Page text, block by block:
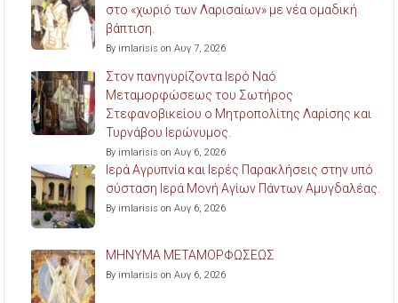
στο «χωριό των Λαρισαίων» με νέα ομαδική
βάπτιση.
By imlarisis on Αυγ 7, 2026
Στον πανηγυρίζοντα Ιερό Ναό
Μεταμορφώσεως του Σωτήρος
Στεφανοβικείου ο Μητροπολίτης Λαρίσης και
Τυρνάβου Ιερώνυμος.
By imlarisis on Αυγ 6, 2026
Ιερά Αγρυπνία και Ιερές Παρακλήσεις στην υπό
σύσταση Ιερά Μονή Αγίων Πάντων Αμυγδαλέας.
By imlarisis on Αυγ 6, 2026
ΜΗΝΥΜΑ ΜΕΤΑΜΟΡΦΩΣΕΩΣ
By imlarisis on Αυγ 6, 2026